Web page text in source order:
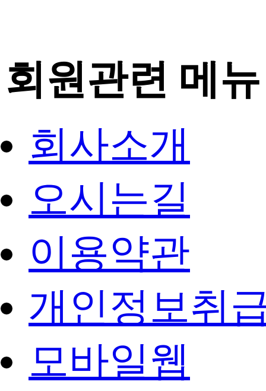
회원관련 메뉴
회사소개
오시는길
이용약관
개인정보취
모바일웹